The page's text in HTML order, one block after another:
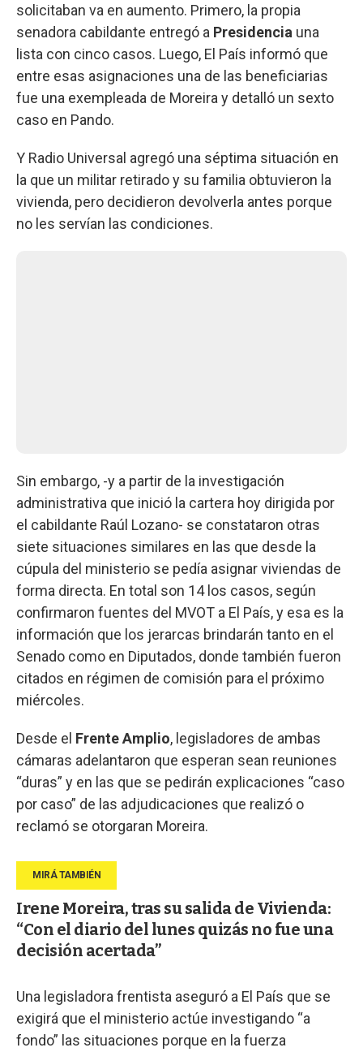
solicitaban va en aumento. Primero, la propia
senadora cabildante entregó a Presidencia una
lista con cinco casos. Luego, El País informó que
entre esas asignaciones una de las beneficiarias
fue una exempleada de Moreira y detalló un sexto
caso en Pando.
Y Radio Universal agregó una séptima situación en
la que un militar retirado y su familia obtuvieron la
vivienda, pero decidieron devolverla antes porque
no les servían las condiciones.
Sin embargo, -y a partir de la investigación
administrativa que inició la cartera hoy dirigida por
el cabildante Raúl Lozano- se constataron otras
siete situaciones similares en las que desde la
cúpula del ministerio se pedía asignar viviendas de
forma directa. En total son 14 los casos, según
confirmaron fuentes del MVOT a El País, y esa es la
información que los jerarcas brindarán tanto en el
Senado como en Diputados, donde también fueron
citados en régimen de comisión para el próximo
miércoles.
Desde el Frente Amplio, legisladores de ambas
cámaras adelantaron que esperan sean reuniones
“duras” y en las que se pedirán explicaciones “caso
por caso” de las adjudicaciones que realizó o
reclamó se otorgaran Moreira.
Irene Moreira, tras su salida de Vivienda:
“Con el diario del lunes quizás no fue una
decisión acertada”
Una legisladora frentista aseguró a El País que se
exigirá que el ministerio actúe investigando “a
fondo” las situaciones porque en la fuerza